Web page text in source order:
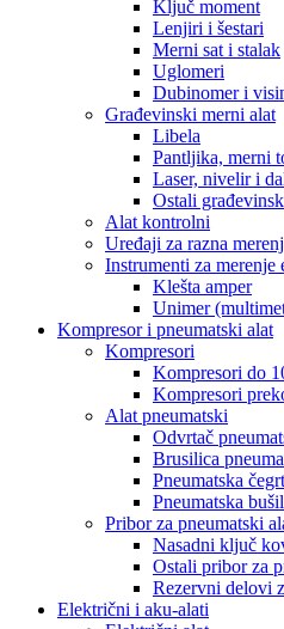
Ključ moment
Lenjiri i šestari
Merni sat i stalak
Uglomeri
Dubinomer i
Građevinski merni alat
Libela
Pantljika, merni
Laser, nivelir i
Ostali
Alat kontrolni
Uređaji za razna
Instrumenti za merenje
Klešta amper
Unimer
Kompresor i pneumatski alat
Kompresori
Kompresori do
Kompresori
Alat pneumatski
Odvrtač
Brusilica
Pneumatska
Pneumatska
Pribor za pneumatski
Nasadni ključ
Ostali pribor za
Rezervni delovi
Električni i aku-alati